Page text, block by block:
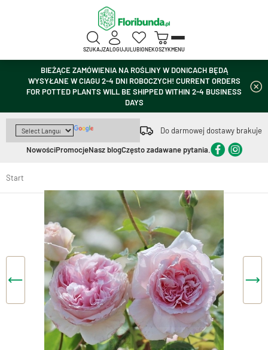
BIEŻĄCE ZAMÓWIENIA NA ROŚLINY W DONICACH BĘDĄ
WYSYŁANE W CIAGU 2-4 DNI ROBOCZYCH! CURRENT ORDERS
FOR POTTED PLANTS WILL BE SHIPPED WITHIN 2-4 BUSINESS
DAYS
Do darmowej dostawy brakuje
NowościPromocjeNasz blogCzęsto zadawane pytania.
SZUKAJZALOGUJULUBIONEKOSZYKMENU
Start